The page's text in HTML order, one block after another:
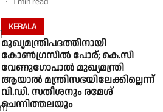
KERALA
മുഖ്യമന്ത്രിപദത്തിനായി
കോൺഗ്രസിൽ പോര്; കെ.സി
വേണുഗോപാൽ മുഖ്യമന്ത്രി
ആയാൽ മന്ത്രിസഭയിലേക്കില്ലെന്ന്
വി.ഡി. സതീശനും രമേശ്
ചെന്നിത്തലയും